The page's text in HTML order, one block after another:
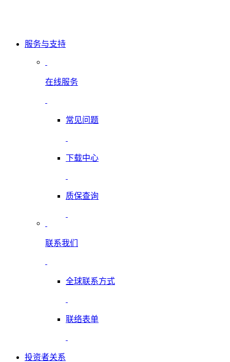
服务与支持
在线服务
常见问题
下载中心
质保查询
联系我们
全球联系方式
联络表单
投资者关系